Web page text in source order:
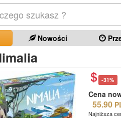
Nowości
-31%
Cena
55.90
Najniższa